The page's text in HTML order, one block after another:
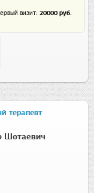
визит: 20000 руб.
терапевт
Шотаевич